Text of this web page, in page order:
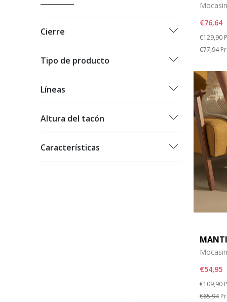
Cierre
Tipo de producto
Líneas
Altura del tacón
Características
€76,64
Price
€129,90
€77,94
€54,95
Price
€109,90
€65,94